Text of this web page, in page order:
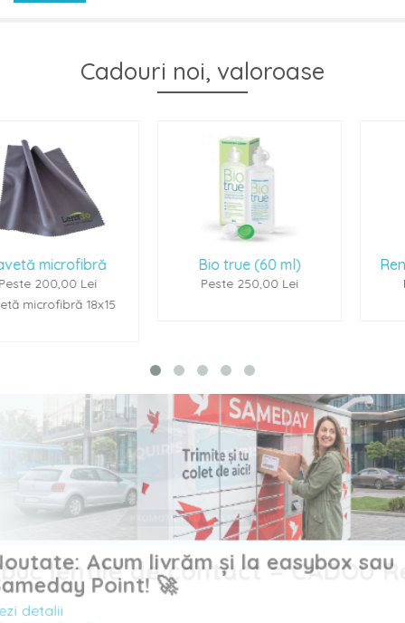
Cadouri noi, valoroase
Bio true (60 ml) Renu Multiplus
lentile de contact = CADOU
Noutate: Acum livrăm și la easybox sau
Sameday Point! 🚀
Vezi detalii